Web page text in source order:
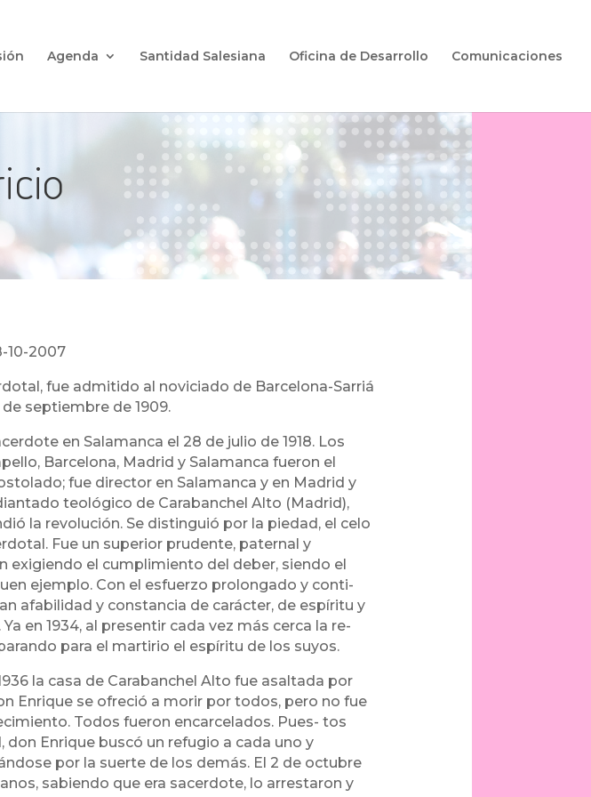
Agenda Santidad Salesiana Oficina de Desarrollo Comunicaciones
10-2007
fue admitido al noviciado de Barcelona-Sarriá
septiembre de 1909.
en Salamanca el 28 de julio de 1918. Los
Barcelona, Madrid y Salamanca fueron el
fue director en Salamanca y en Madrid y
teológico de Carabanchel Alto (Madrid),
la revolución. Se distinguió por la piedad, el celo
Fue un superior prudente, paternal y
exigiendo el cumplimiento del deber, siendo el
ejemplo. Con el esfuerzo prolongado y conti-
afabilidad y constancia de carácter, de espíritu y
en 1934, al presentir cada vez más cerca la re-
para el martirio el espíritu de los suyos.
la casa de Carabanchel Alto fue asaltada por
Enrique se ofreció a morir por todos, pero no fue
Todos fueron encarcelados. Pues- tos
don Enrique buscó un refugio a cada uno y
por la suerte de los demás. El 2 de octubre
sabiendo que era sacerdote, lo arrestaron y